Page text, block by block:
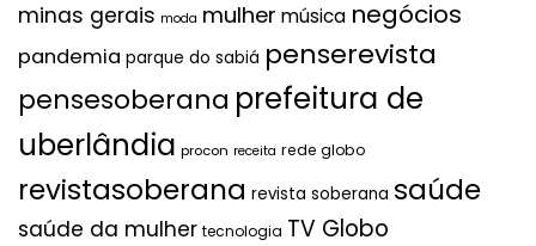
minas gerais moda mulher música negócios
pandemia parque do sabiá penserevista
pensesoberana prefeitura de
uberlândia procon receita rede globo
revistasoberana revista soberana saúde
saúde da mulher tecnologia TV Globo